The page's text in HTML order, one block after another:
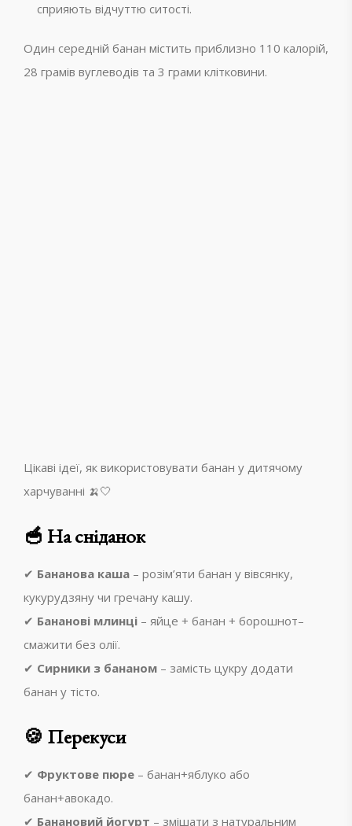
сприяють відчуттю ситості.
Один середній банан містить приблизно 110 калорій,
28 грамів вуглеводів та 3 грами клітковини.
Цікаві ідеї, як використовувати банан у дитячому
харчуванні 🍌🤍
🥣 На сніданок
✔ Бананова каша – розім’яти банан у вівсянку,
кукурудзяну чи гречану кашу.
✔ Бананові млинці – яйце + банан + борошнот–
смажити без олії.
✔ Сирники з бананом – замість цукру додати
банан у тісто.
🍪 Перекуси
✔ Фруктове пюре – банан+яблуко або
банан+авокадо.
✔ Банановий йогурт – змішати з натуральним